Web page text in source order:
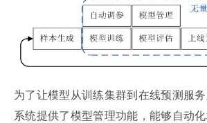
为了让模型从训练集群到在线预测服
系统提供了模型管理功能，能够自动